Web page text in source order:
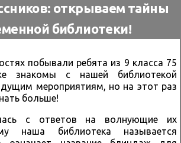
открываем тайны
библиотеки!
побывали ребята из 9 класса 75
знакомы с нашей библиотекой
мероприятиям, но на этот раз
больше!
с ответов на волнующие их
наша библиотека называется